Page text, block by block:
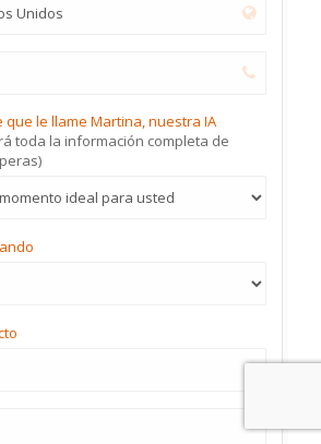
que le llame Martina, nuestra IA
toda la información completa de